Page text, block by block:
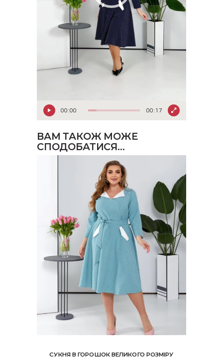
00:00 00:17
ВАМ ТАКОЖ МОЖЕ
СПОДОБАТИСЯ…
СУКНЯ В ГОРОШОК ВЕЛИКОГО РОЗМІРУ